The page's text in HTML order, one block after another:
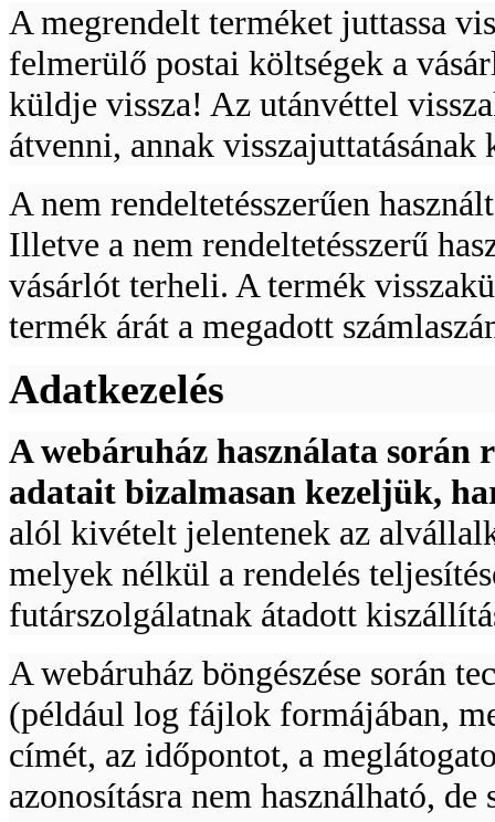
A megrendelt terméket juttassa
felmerülő postai költségek a
küldje vissza! Az utánvéttel
átvenni, annak
A nem rendeltetésszerűen
Illetve a nem rendeltetésszerű
vásárlót terheli. A termék
termék árát a megadott
Adatkezelés
A webáruház használata során
adatait bizalmasan kezeljük,
alól kivételt jelentenek az
melyek nélkül a rendelés
futárszolgálatnak átadott
A webáruház böngészése során
(például log fájlok formájában,
címét, az időpontot, a
azonosításra nem használható,
BAHCO 5 fiókos
szerszámkocsi (üres)
Bitkészlet, torziós
bitekkel, 31-részes
Racsnis csillag-
csillagkulcs készlet.
Bitkészlet, 31-részes
BAHCO 3db-os
Racsnis csillag-
csillagkulcs készlet.